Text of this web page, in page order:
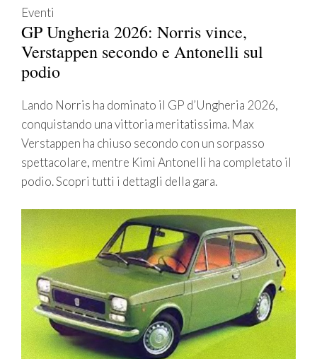
Eventi
GP Ungheria 2026: Norris vince,
Verstappen secondo e Antonelli sul
podio
Lando Norris ha dominato il GP d’Ungheria 2026,
conquistando una vittoria meritatissima. Max
Verstappen ha chiuso secondo con un sorpasso
spettacolare, mentre Kimi Antonelli ha completato il
podio. Scopri tutti i dettagli della gara.